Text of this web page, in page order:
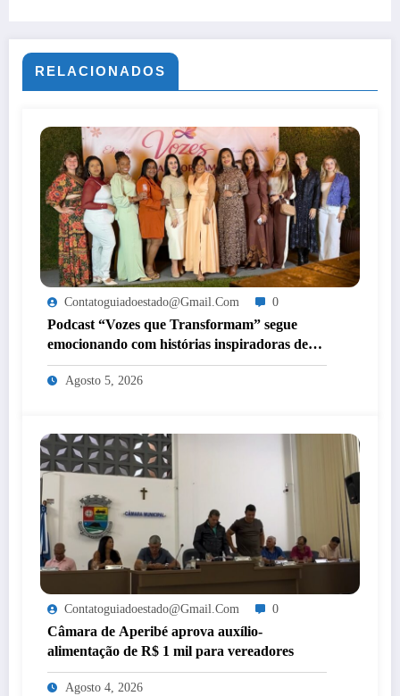
RELACIONADOS
Contatoguiadoestado@gmail.com 0
Podcast “Vozes que Transformam” segue
emocionando com histórias inspiradoras de
mulheres de Itaperuna
Agosto 5, 2026
Contatoguiadoestado@gmail.com 0
Câmara de Aperibé aprova auxílio-
alimentação de R$ 1 mil para vereadores
Agosto 4, 2026